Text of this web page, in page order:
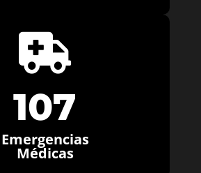

107
Emergencias
Médicas